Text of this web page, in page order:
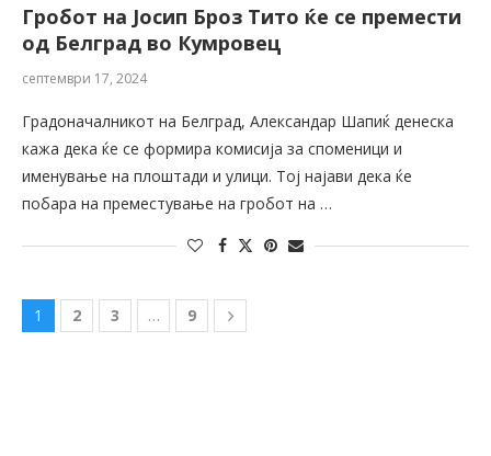
Гробот на Јосип Броз Тито ќе се премести
од Белград во Кумровец
септември 17, 2024
Градоначалникот на Белград, Александар Шапиќ денеска
кажа дека ќе се формира комисија за споменици и
именување на плоштади и улици. Тој најави дека ќе
побара на преместување на гробот на …
1 2 3 … 9